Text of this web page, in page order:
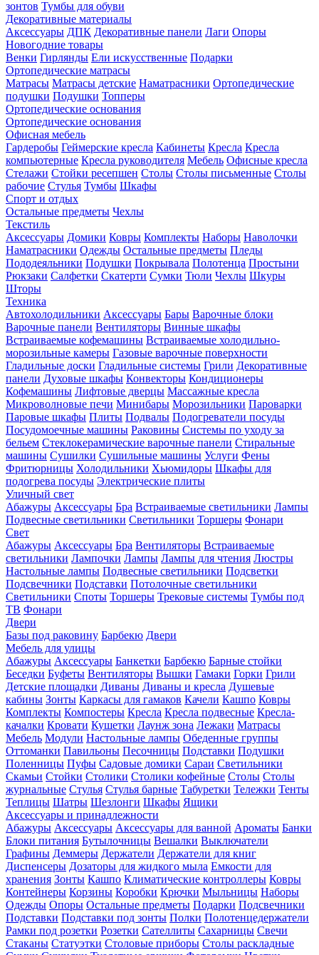
зонтов Тумбы для обуви
Декоративные материалы
Аксессуары ДПК Декоративные панели Лаги Опоры
Новогодние товары
Венки Гирлянды Ели искусственные Подарки
Ортопедические матрасы
Матрасы Матрасы детские Наматрасники Ортопедические
подушки Подушки Топперы
Ортопедические основания
Ортопедические основания
Офисная мебель
Гардеробы Геймерские кресла Кабинеты Кресла Кресла
компьютерные Кресла руководителя Мебель Офисные кресла
Стелажи Стойки ресепшен Столы Столы письменные Столы
рабочие Стулья Тумбы Шкафы
Спорт и отдых
Остальные предметы Чехлы
Текстиль
Аксессуары Домики Ковры Комплекты Наборы Наволочки
Наматрасники Одежды Остальные предметы Пледы
Пододеяльники Подушки Покрывала Полотенца Простыни
Рюкзаки Салфетки Скатерти Сумки Тюли Чехлы Шкуры
Шторы
Техника
Автохолодильники Аксессуары Бары Варочные блоки
Варочные панели Вентиляторы Винные шкафы
Встраиваемые кофемашины Встраиваемые холодильно-
морозильные камеры Газовые варочные поверхности
Гладильные доски Гладильные системы Грили Декоративные
панели Духовые шкафы Конвекторы Кондиционеры
Кофемашины Лифтовые дверцы Массажные кресла
Микроволновые печи Минибары Морозильники Пароварки
Паровые шкафы Плиты Подвалы Подогреватели посуды
Посудомоечные машины Раковины Системы по уходу за
бельем Стеклокерамические варочные панели Стиральные
машины Сушилки Сушильные машины Услуги Фены
Фритюрницы Холодильники Хьюмидоры Шкафы для
подогрева посуды Электрические плиты
Уличный свет
Абажуры Аксессуары Бра Встраиваемые светильники Лампы
Подвесные светильники Светильники Торшеры Фонари
Свет
Абажуры Аксессуары Бра Вентиляторы Встраиваемые
светильники Лампочки Лампы Лампы для чтения Люстры
Настольные лампы Подвесные светильники Подсветки
Подсвечники Подставки Потолочные светильники
Светильники Споты Торшеры Трековые системы Тумбы под
ТВ Фонари
Двери
Базы под раковину Барбекю Двери
Мебель для улицы
Абажуры Аксессуары Банкетки Барбекю Барные стойки
Беседки Буфеты Вентиляторы Вышки Гамаки Горки Грили
Детские площадки Диваны Диваны и кресла Душевые
кабины Зонты Каркасы для гамаков Качели Кашпо Ковры
Комплекты Компостеры Кресла Кресла подвесные Кресла-
качалки Кровати Кушетки Лаунж зона Лежаки Матрасы
Мебель Модули Настольные лампы Обеденные группы
Оттоманки Павильоны Песочницы Подставки Подушки
Поленницы Пуфы Садовые домики Сараи Светильники
Скамьи Стойки Столики Столики кофейные Столы Столы
журнальные Стулья Стулья барные Табуретки Тележки Тенты
Теплицы Шатры Шезлонги Шкафы Ящики
Аксессуары и принадлежности
Абажуры Аксессуары Аксессуары для ванной Ароматы Банки
Блоки питания Бутылочницы Вешалки Выключатели
Графины Деммеры Держатели Держатели для книг
Диспенсеры Дозаторы для жидкого мыла Емкости для
хранения Зонты Кашпо Климатические контроллеры Ковры
Контейнеры Корзины Коробки Крючки Мыльницы Наборы
Одежды Опоры Остальные предметы Подарки Подсвечники
Подставки Подставки под зонты Полки Полотенцедержатели
Рамки под розетки Розетки Сателлиты Сахарницы Свечи
Стаканы Статуэтки Столовые приборы Столы раскладные